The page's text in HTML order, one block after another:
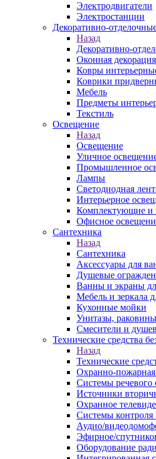
Электродвигатели
Электростанции
Декоративно-
Назад
Декоративно-
Оконная декорация
Ковры
Коврики
Мебель
Предметы
Текстиль
Освещение
Назад
Освещение
Уличное
Промышленное
Лампы
Светодиодная
Интерьерное
Комплектующие и
Офисное
Сантехника
Назад
Сантехника
Аксессуары для
Душевые
Ванны и экраны
Мебель и зеркала
Кухонные мойки
Унитазы,
Смесители и
Технические средства
Назад
Технические
Охранно-пожарная
Системы речевого
Источники
Охранное
Системы контроля
Аудио/
Эфирное/
Оборудование